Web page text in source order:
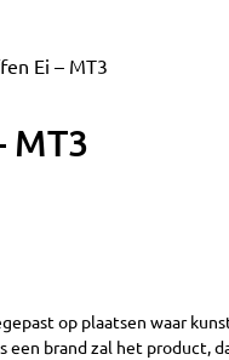
Ei – MT3
MT3
op plaatsen waar
een brand zal het product,